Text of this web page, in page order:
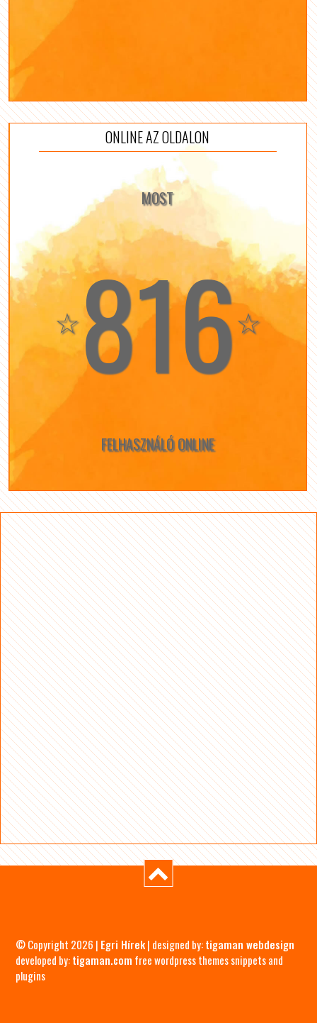
ONLINE AZ OLDALON
MOST
☆816☆
FELHASZNÁLÓ ONLINE
© Copyright 2026 | Egri Hírek| designed by:tigaman webdesign
developed by:tigaman.com free wordpress themes snippets and
plugins